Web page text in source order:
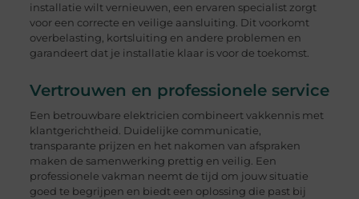
installatie wilt vernieuwen, een ervaren specialist zorgt
voor een correcte en veilige aansluiting. Dit voorkomt
overbelasting, kortsluiting en andere problemen en
garandeert dat je installatie klaar is voor de toekomst.
Vertrouwen en professionele service
Een betrouwbare elektricien combineert vakkennis met
klantgerichtheid. Duidelijke communicatie,
transparante prijzen en het nakomen van afspraken
maken de samenwerking prettig en veilig. Een
professionele vakman neemt de tijd om jouw situatie
goed te begrijpen en biedt een oplossing die past bij